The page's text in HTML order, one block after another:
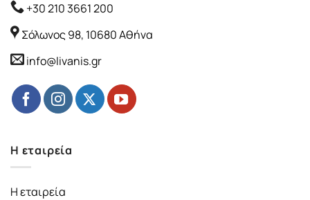
+30 210 3661 200
Σόλωνος 98, 10680 Αθήνα
info@livanis.gr
Η εταιρεία
Η εταιρεία